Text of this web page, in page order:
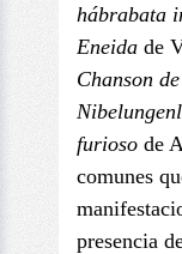
hábrabata
Eneida de
Chanson
furioso de
comunes
presencia